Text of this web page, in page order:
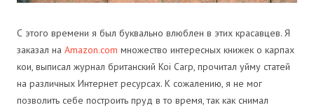
С этого времени я был буквально влюблен в этих красавцев. Я
заказал на Amazon.com множество интересных книжек о карпах
кои, выписал журнал британский Koi Carp, прочитал уйму статей
на различных Интернет ресурсах. К сожалению, я не мог
позволить себе построить пруд в то время, так как снимал